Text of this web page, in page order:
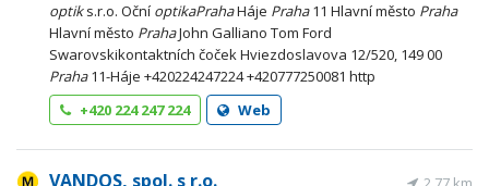
optiks.r.o. Oční optikaPrahaHáje Praha11 Hlavní město Praha
Hlavní město PrahaJohn Galliano Tom Ford
Swarovskikontaktních čoček Hviezdoslavova 12/520, 149 00
Praha11-Háje +420224247224 +420777250081 http
+420 224 247 224
Web
VANDOS, spol. s r.o.